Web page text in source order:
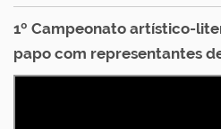
1º Campeonato artístico-
papo com representantes